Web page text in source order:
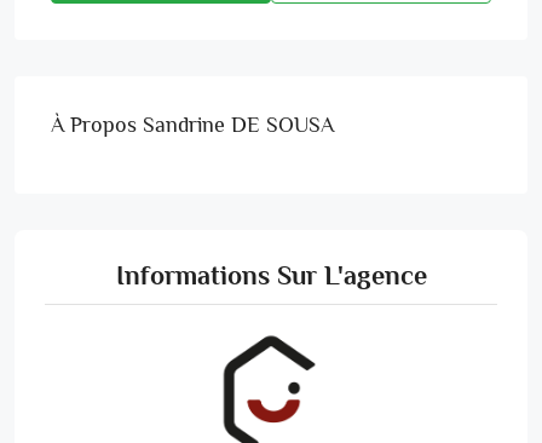
À Propos Sandrine DE SOUSA
Informations Sur L'agence